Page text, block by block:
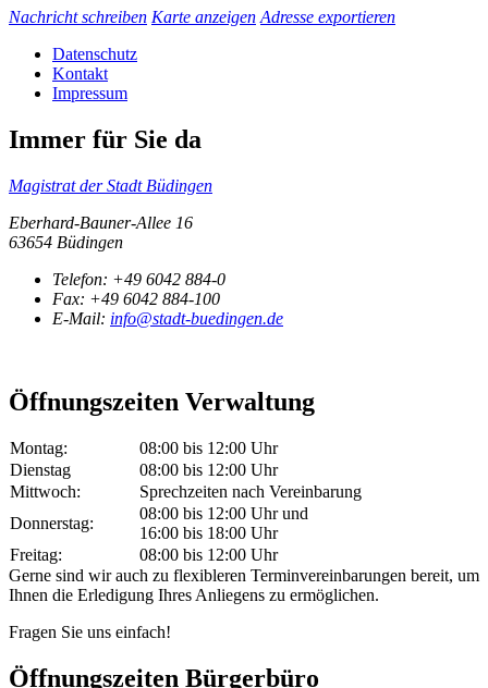
Nachricht schreiben Karte anzeigen Adresse exportieren
Datenschutz
Kontakt
Impressum
Immer für Sie da
Magistrat der Stadt Büdingen
Eberhard-Bauner-Allee 16
63654 Büdingen
Telefon: +49 6042 884-0
Fax: +49 6042 884-100
E-Mail: info@stadt-buedingen.de
Öffnungszeiten Verwaltung
Montag:
08:00 bis 12:00 Uhr
Dienstag
08:00 bis 12:00 Uhr
Mittwoch:
Sprechzeiten nach Vereinbarung
Donnerstag:
08:00 bis 12:00 Uhr und
16:00 bis 18:00 Uhr
Freitag:
08:00 bis 12:00 Uhr
Gerne sind wir auch zu flexibleren Terminvereinbarungen bereit, um
Ihnen die Erledigung Ihres Anliegens zu ermöglichen.
Fragen Sie uns einfach!
Öffnungszeiten Bürgerbüro